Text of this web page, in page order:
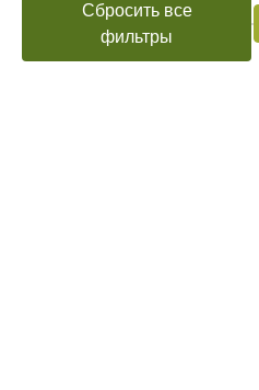
Сбросить все
фильтры